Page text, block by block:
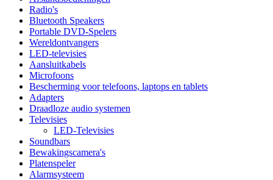
Radio's
Bluetooth Speakers
Portable DVD-Spelers
Wereldontvangers
LED-televisies
Aansluitkabels
Microfoons
Bescherming voor telefoons, laptops en tablets
Adapters
Draadloze audio systemen
Televisies
LED-Televisies
Soundbars
Bewakingscamera's
Platenspeler
Alarmsysteem